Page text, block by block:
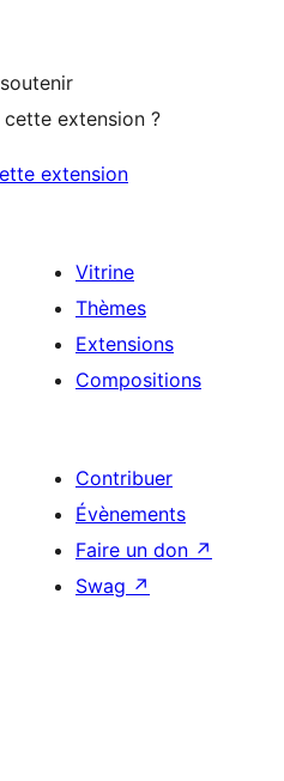
cette extension ?
extension
Vitrine
Thèmes
Extensions
Compositions
Contribuer
Évènements
Faire un don ↗
Swag ↗